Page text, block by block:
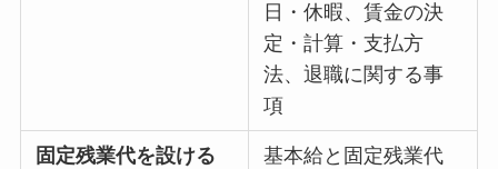
日・休暇、賃金の決
定・計算・支払方
法、退職に関する事
項
固定残業代を設ける
基本給と固定残業代